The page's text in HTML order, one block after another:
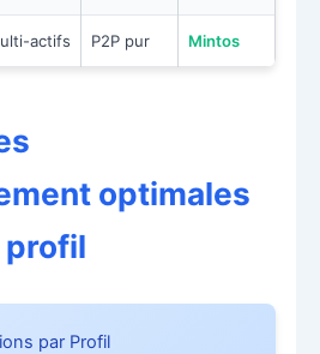
actifs P2P pur Mintos
optimales
profil
par Profil